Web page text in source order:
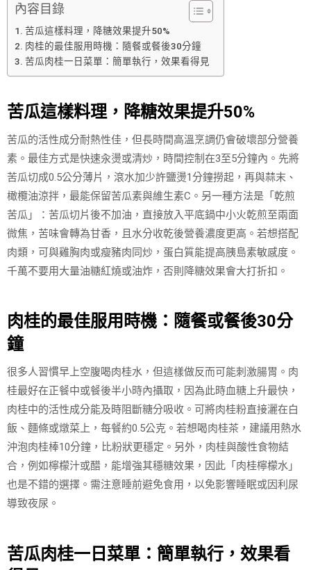
內容目錄
苦瓜這樣料理，降糖效果提升50%
肉桂的最佳服用時機：隨餐或餐後30分鐘
苦瓜肉桂一日菜單：簡單執行，效果看得見
苦瓜這樣料理，降糖效果提升50%
苦瓜的活性成分耐熱性佳，但長時間高溫烹調仍會破壞部分營養
素。最佳方式是快速汆燙或清炒，時間控制在3至5分鐘內。先將
苦瓜切成0.5公分薄片，滾水加少許鹽燙1分鐘撈起，再與蒜末、
橄欖油涼拌，最能保留苦瓜素與維生素C。另一種方法是「乾煎
苦瓜」：苦瓜切片後不加油，直接放入平底鍋中小火乾煎至兩面
微焦，苦味會轉為甘香，且水分收乾後營養濃度更高。若想搭配
肉類，可與雞胸肉或瘦豬肉同炒，蛋白質能提高胰島素敏感度。
千萬不要用大量油糖紅燒或油炸，否則降糖效果會大打折扣。
肉桂的最佳服用時機：隨餐或餐後30分
鐘
很多人習慣早上空腹喝肉桂水，但這樣做反而可能刺激腸胃。肉
桂最好在正餐中或餐後半小時內攝取，因為此時血糖上升最快，
肉桂中的活性成分能及時阻斷糖分吸收。可將肉桂粉直接灑在白
飯、麵條或燉菜上，每餐約0.5公克。若想喝肉桂茶，建議用熱水
沖泡肉桂棒10分鐘，比粉狀更穩定。另外，肉桂與酸性食物結
合，例如檸檬汁或醋，能增強其穩糖效果，因此「肉桂檸檬水」
也是不錯的選擇。需注意睡前避免食用，以免影響睡眠或因利尿
導致夜尿。
苦瓜肉桂一日菜單：簡單執行，效果看